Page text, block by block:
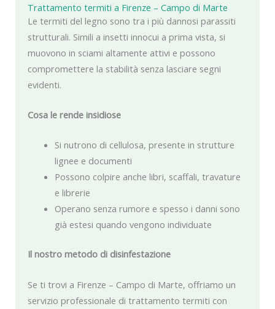
Trattamento termiti a Firenze – Campo di Marte
Le termiti del legno sono tra i più dannosi parassiti
strutturali. Simili a insetti innocui a prima vista, si
muovono in sciami altamente attivi e possono
compromettere la stabilità senza lasciare segni
evidenti.
Cosa le rende insidiose
Si nutrono di cellulosa, presente in strutture
lignee e documenti
Possono colpire anche libri, scaffali, travature
e librerie
Operano senza rumore e spesso i danni sono
già estesi quando vengono individuate
Il nostro metodo di disinfestazione
Se ti trovi a Firenze – Campo di Marte, offriamo un
servizio professionale di trattamento termiti con